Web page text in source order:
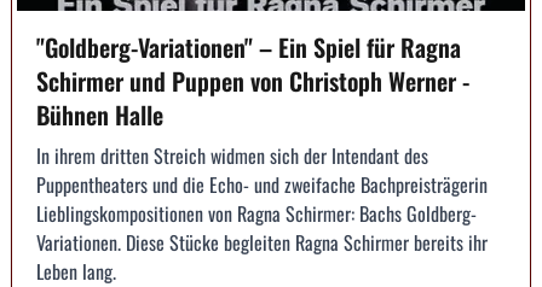
"Goldberg-Variationen" – Ein Spiel für Ragna
Schirmer und Puppen von Christoph Werner -
Bühnen Halle
In ihrem dritten Streich widmen sich der Intendant des
Puppentheaters und die Echo- und zweifache Bachpreisträgerin
Lieblingskompositionen von Ragna Schirmer: Bachs Goldberg-
Variationen. Diese Stücke begleiten Ragna Schirmer bereits ihr
Leben lang.